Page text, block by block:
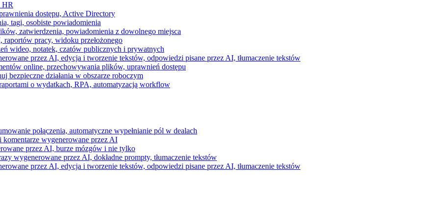
HR
dostępu, Active Directory
tagi, osobiste powiadomienia
zatwierdzenia, powiadomienia z dowolnego miejsca
pracy, widoku przełożonego
wideo, notatek, czatów publicznych i prywatnych
przez AI, edycja i tworzenie tekstów, odpowiedzi pisane przez AI, tłumaczenie tekstów
online, przechowywania plików, uprawnień dostępu
bezpieczne działania w obszarze roboczym
o wydatkach, RPA, automatyzacją workflow
połączenia, automatyczne wypełnianie pól w dealach
wygenerowane przez AI
przez AI, burze mózgów i nie tylko
wygenerowane przez AI, dokładne prompty, tłumaczenie tekstów
przez AI, edycja i tworzenie tekstów, odpowiedzi pisane przez AI, tłumaczenie tekstów